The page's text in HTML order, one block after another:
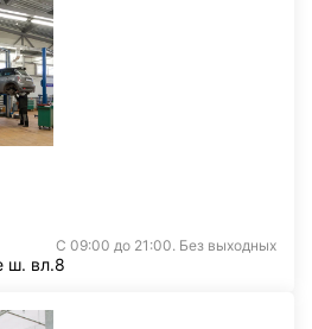
С 09:00 до 21:00. Без выходных
ш. вл.8